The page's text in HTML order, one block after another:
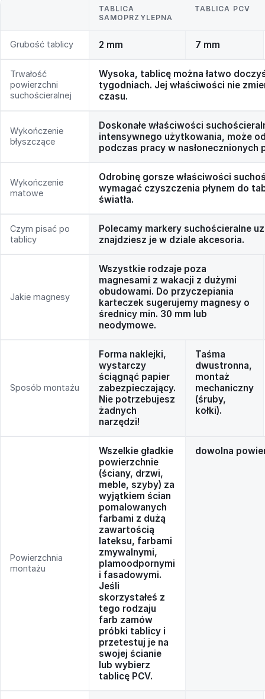
TABLICA
SAMOPRZYLEPNA
TABLICA PCV
Grubość tablicy 2 mm 7 mm
Trwałość
powierzchni
suchościeralnej
Wysoka, tablicę można łatwo
tygodniach. Jej właściwości nie
czasu.
Wykończenie
błyszczące
Doskonałe właściwości
intensywnego użytkowania, może
podczas pracy w nasłonecznionych
Wykończenie
matowe
Odrobinę gorsze właściwości
wymagać czyszczenia płynem do
światła.
Czym pisać po
tablicy
Polecamy markery suchościeralne
znajdziesz je w dziale akcesoria.
Jakie magnesy
Wszystkie rodzaje poza
magnesami z wakacji z dużymi
obudowami. Do przyczepiania
karteczek sugerujemy magnesy o
średnicy min. 30 mm lub
neodymowe.
Sposób montażu
Forma naklejki,
wystarczy
ściągnąć papier
zabezpieczający.
Nie potrzebujesz
żadnych
narzędzi!
Taśma
dwustronna,
montaż
mechaniczny
(śruby,
kołki).
Powierzchnia
montażu
Wszelkie gładkie
powierzchnie
(ściany, drzwi,
meble, szyby) za
wyjątkiem ścian
pomalowanych
farbami z dużą
zawartością
lateksu, farbami
zmywalnymi,
plamoodpornymi
i fasadowymi.
Jeśli
skorzystałeś z
tego rodzaju
farb zamów
próbki tablicy i
przetestuj je na
swojej ścianie
lub wybierz
tablicę PCV.
dowolna